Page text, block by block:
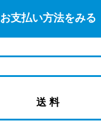
お支払い方法をみる
送 料